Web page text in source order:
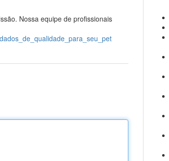
Nossa equipe de profissionais